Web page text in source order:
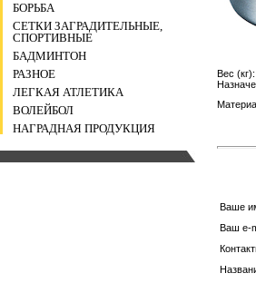
БОРЬБА
СЕТКИ ЗАГРАДИТЕЛЬНЫЕ,
СПОРТИВНЫЕ
БАДМИНТОН
РАЗНОЕ
ЛЕГКАЯ АТЛЕТИКА
ВОЛЕЙБОЛ
НАГРАДНАЯ ПРОДУКЦИЯ
Вес
Ваше
Ваш e-